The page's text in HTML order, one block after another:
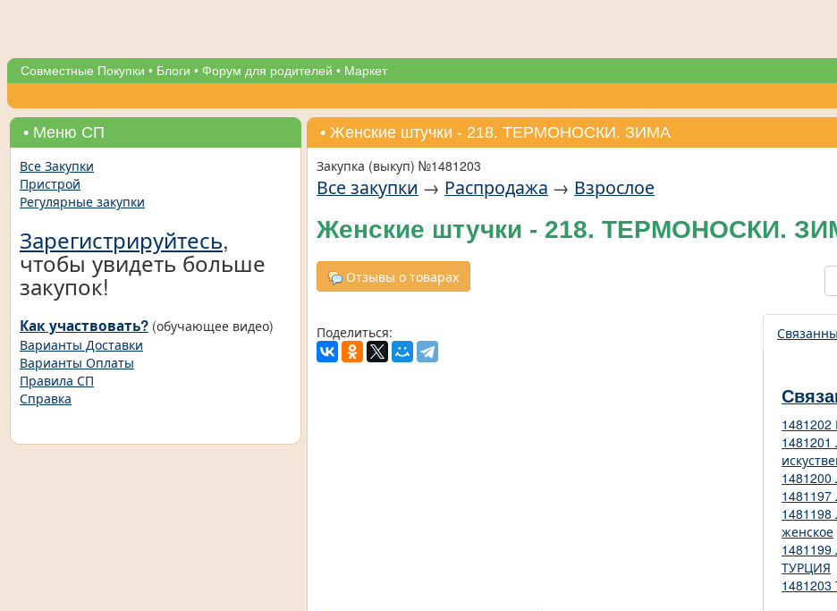
Совместные Покупки • Блоги • Форум для родителей • Маркет
• Меню СП
Все Закупки
Пристрой
Регулярные закупки
Зарегистрируйтесь,
чтобы увидеть больше
закупок!
Как участвовать? (обучающее видео)
Варианты Доставки
Варианты Оплаты
Правила СП
Справка
• Женские штучки - 218. ТЕРМОНОСКИ. ЗИМА
Закупка (выкуп) №1481203
Все закупки → Распродажа → Взрослое
Женские штучки - 218. ТЕРМОНОСКИ.
Отзывы о товарах
Поделиться:
женское
ТУРЦИЯ